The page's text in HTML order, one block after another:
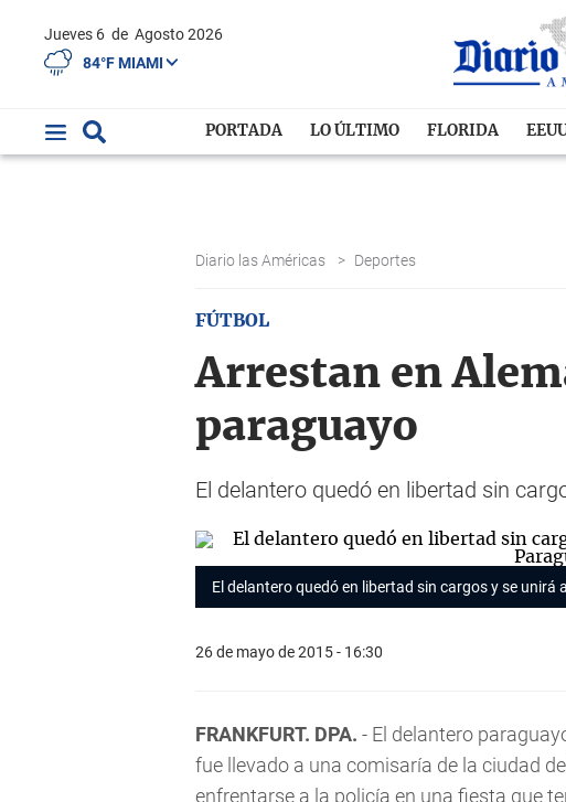
Jueves 6 de Agosto 2026
84°F MIAMI
PORTADA LO ÚLTIMO FLORIDA
Diario las Américas > Deportes
FÚTBOL
Arrestan en
paraguayo
El delantero quedó en libertad sin
El delantero quedó en libertad sin cargos y se
26 de mayo de 2015 - 16:30
FRANKFURT. DPA. - El delantero
fue llevado a una comisaría de la ciudad
enfrentarse a la policía en una fiesta que